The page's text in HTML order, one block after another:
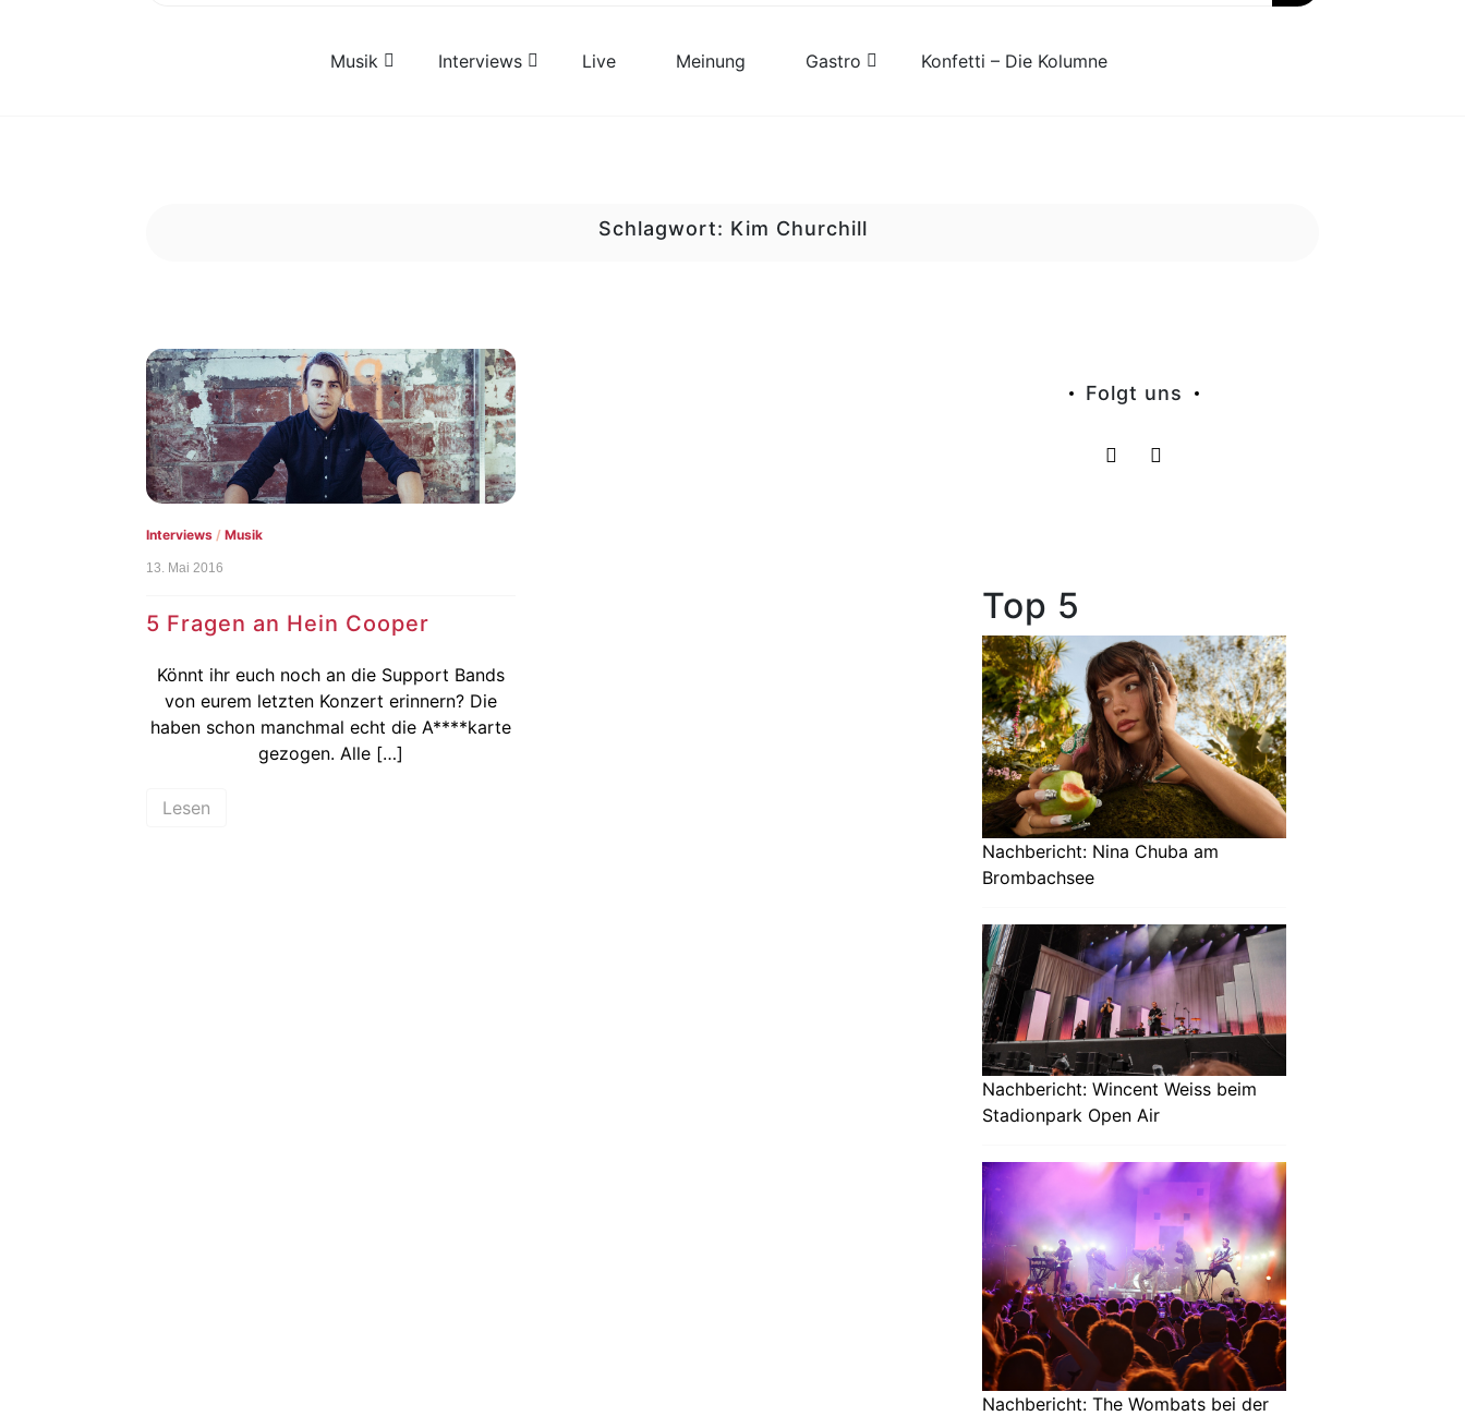
Musik Interviews Live Meinung Gastro Konfetti – Die Kolumne
Schlagwort: Kim Churchill
Interviews /Musik
13. Mai 2016
5 Fragen an Hein Cooper
Könnt ihr euch noch an die Support Bands
von eurem letzten Konzert erinnern? Die
haben schon manchmal echt die A****karte
gezogen. Alle […]
Lesen
Folgt uns
Top 5
Nachbericht: Nina Chuba am
Brombachsee
Nachbericht: Wincent Weiss beim
Stadionpark Open Air
Nachbericht: The Wombats bei der